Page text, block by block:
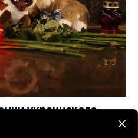
украинского
по-прежнему